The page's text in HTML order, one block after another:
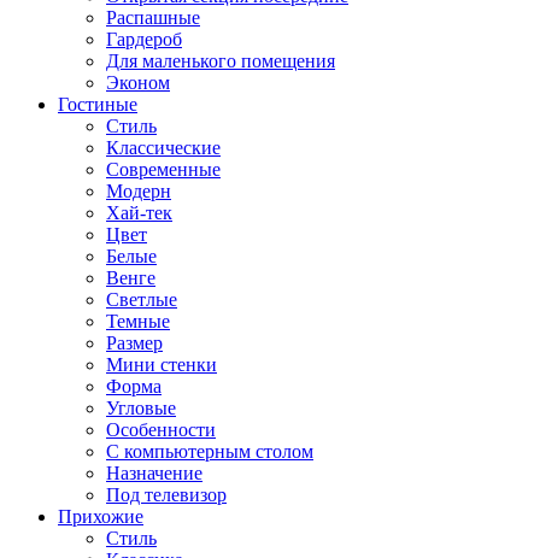
Распашные
Гардероб
Для маленького помещения
Эконом
Гостиные
Стиль
Классические
Современные
Модерн
Хай-тек
Цвет
Белые
Венге
Светлые
Темные
Размер
Мини стенки
Форма
Угловые
Особенности
С компьютерным столом
Назначение
Под телевизор
Прихожие
Стиль